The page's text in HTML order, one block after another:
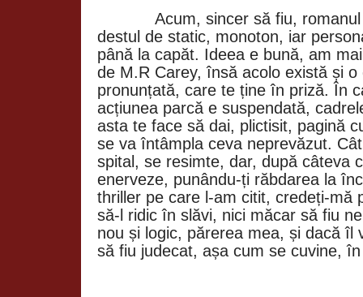
Acum, sincer să fiu, romanul
destul de static, monoton, iar
până la capăt. Ideea e bună, am
de M.R Carey, însă acolo există și
pronunțată, care te ține în priză. În
acțiunea parcă e suspendată,
asta te face să dai, plictisit, pagină
se va întâmpla ceva neprevăzut.
spital, se resimte, dar, după câteva
enerveze, punându-ți răbdarea la
thriller pe care l-am citit, credeți-mă
să-l ridic în slăvi, nici măcar să fiu
nou și logic, părerea mea, și dacă îl
să fiu judecat, așa cum se cuvine,